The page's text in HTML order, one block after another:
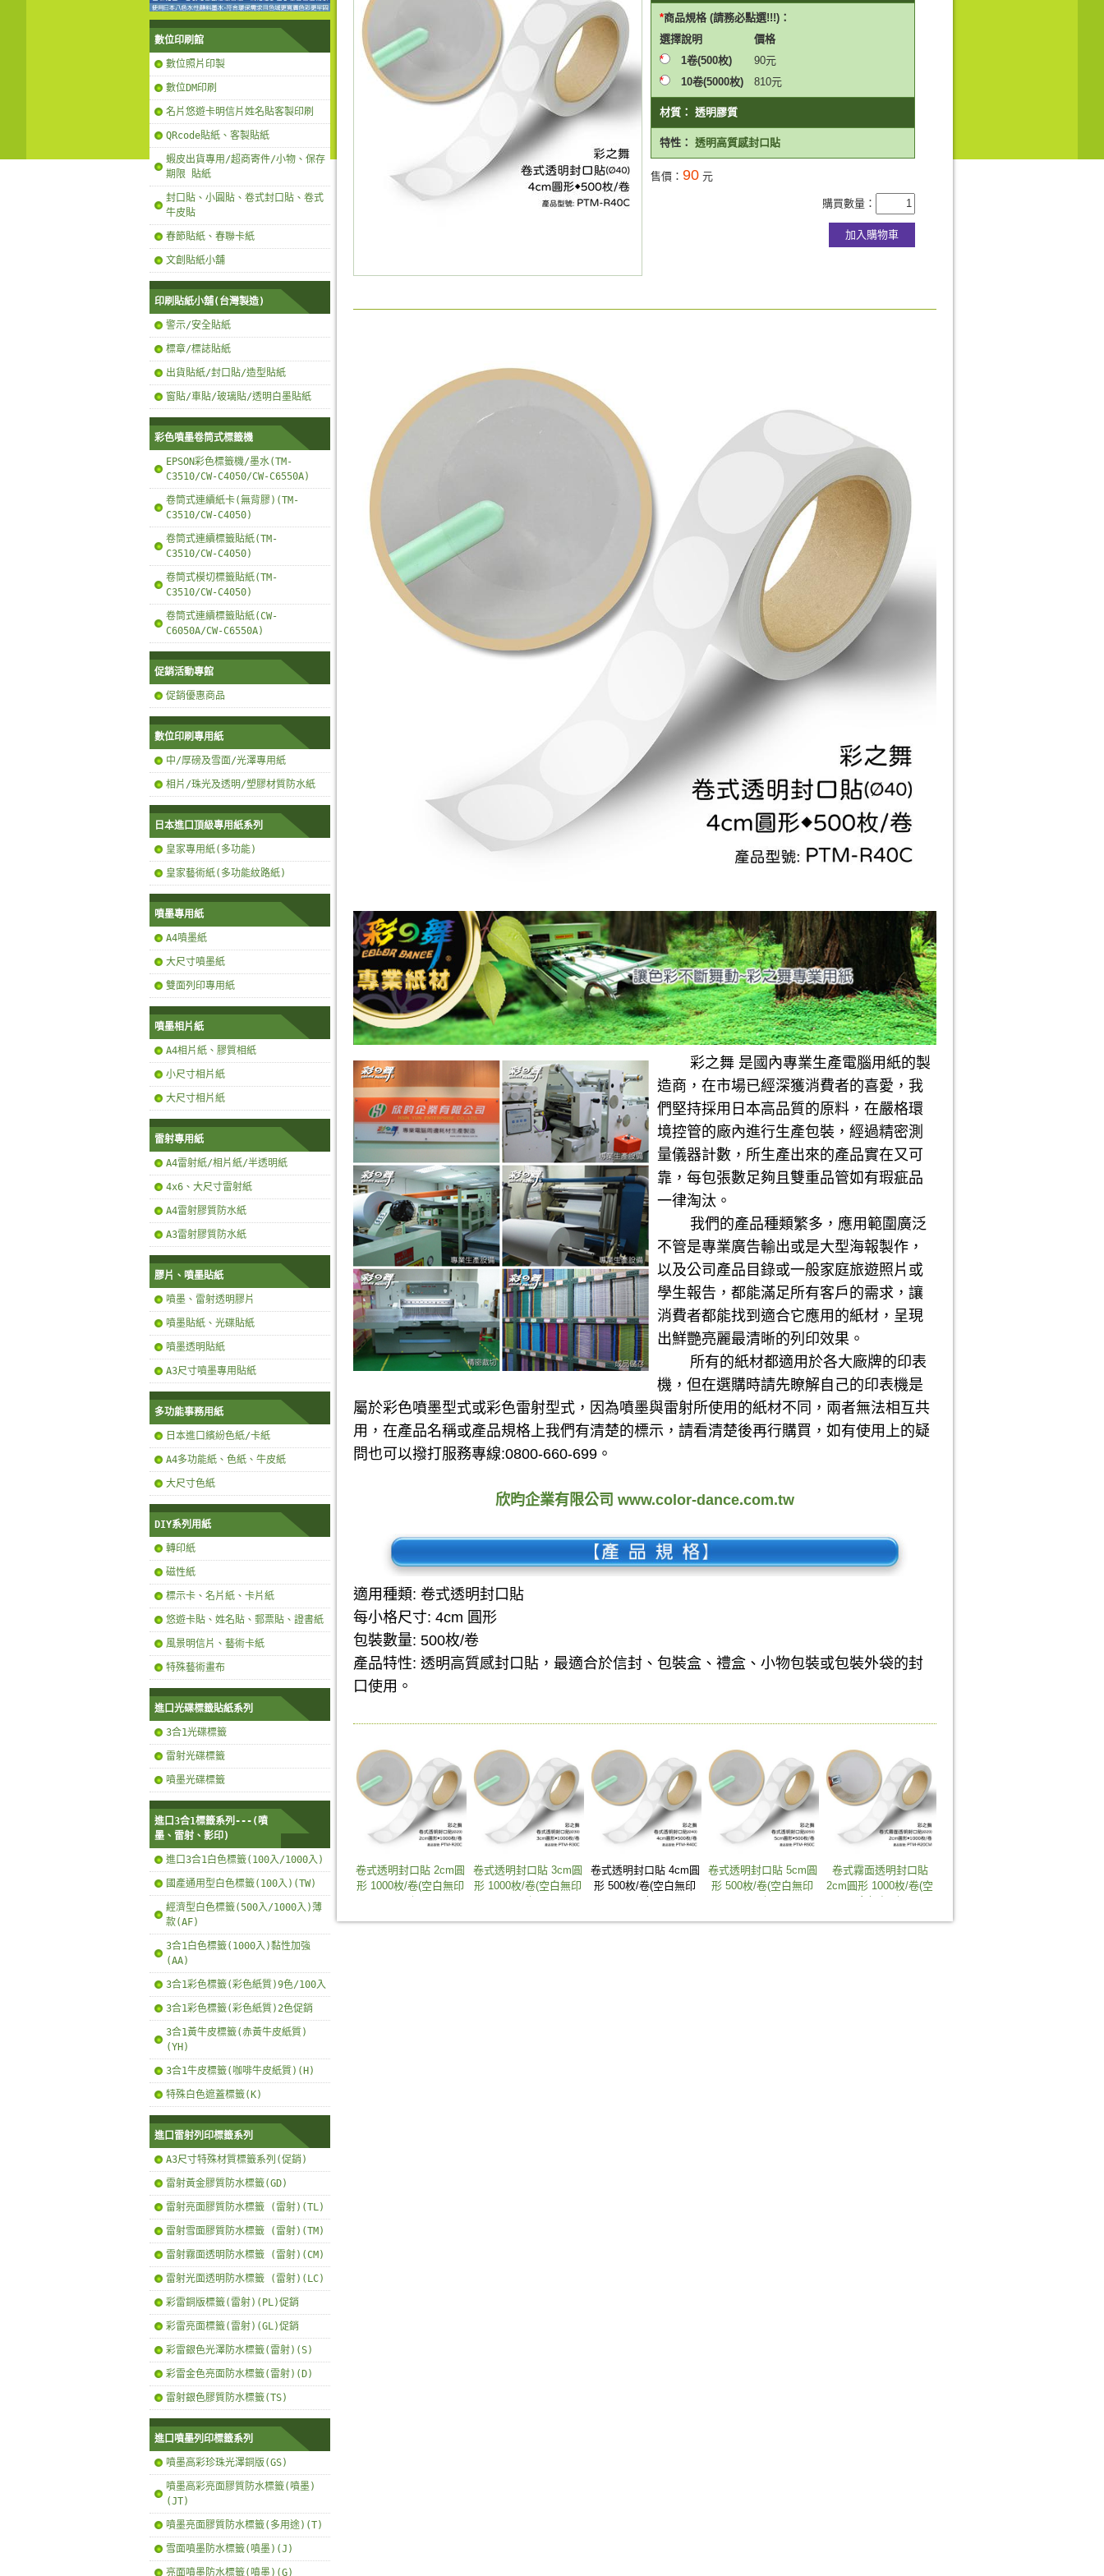
數位印刷館
數位照片印製
數位DM印刷
名片悠遊卡明信片姓名貼客製印刷
QRcode貼紙、客製貼紙
蝦皮出貨專用/超商寄件/小物、保存
期限 貼紙
封口貼、小圓貼、卷式封口貼、卷式
牛皮貼
春節貼紙、春聯卡紙
文創貼紙小舖
印刷貼紙小舖(台灣製造)
警示/安全貼紙
標章/標誌貼紙
出貨貼紙/封口貼/造型貼紙
窗貼/車貼/玻璃貼/透明白墨貼紙
彩色噴墨卷筒式標籤機
EPSON彩色標籤機/墨水(TM-
C3510/CW-C4050/CW-C6550A)
卷筒式連續紙卡(無背膠)(TM-
C3510/CW-C4050)
卷筒式連續標籤貼紙(TM-
C3510/CW-C4050)
卷筒式模切標籤貼紙(TM-
C3510/CW-C4050)
卷筒式連續標籤貼紙(CW-
C6050A/CW-C6550A)
促銷活動專館
促銷優惠商品
數位印刷專用紙
中/厚磅及雪面/光澤專用紙
相片/珠光及透明/塑膠材質防水紙
日本進口頂級專用紙系列
皇家專用紙(多功能)
皇家藝術紙(多功能紋路紙)
噴墨專用紙
A4噴墨紙
大尺寸噴墨紙
雙面列印專用紙
噴墨相片紙
A4相片紙、膠質相紙
小尺寸相片紙
大尺寸相片紙
雷射專用紙
A4雷射紙/相片紙/半透明紙
4x6、大尺寸雷射紙
A4雷射膠質防水紙
A3雷射膠質防水紙
膠片、噴墨貼紙
噴墨、雷射透明膠片
噴墨貼紙、光碟貼紙
噴墨透明貼紙
A3尺寸噴墨專用貼紙
多功能事務用紙
日本進口繽紛色紙/卡紙
A4多功能紙、色紙、牛皮紙
大尺寸色紙
DIY系列用紙
轉印紙
磁性紙
標示卡、名片紙、卡片紙
悠遊卡貼、姓名貼、郵票貼、證書紙
風景明信片、藝術卡紙
特殊藝術畫布
進口光碟標籤貼紙系列
3合1光碟標籤
雷射光碟標籤
噴墨光碟標籤
進口3合1標籤系列---(噴
墨、雷射、影印)
進口3合1白色標籤(100入/1000入)
國產通用型白色標籤(100入)(TW)
經濟型白色標籤(500入/1000入)薄
款(AF)
3合1白色標籤(1000入)黏性加強
(AA)
3合1彩色標籤(彩色紙質)9色/100入
3合1彩色標籤(彩色紙質)2色促銷
3合1黃牛皮標籤(赤黃牛皮紙質)
(YH)
3合1牛皮標籤(咖啡牛皮紙質)(H)
特殊白色遮蓋標籤(K)
進口雷射列印標籤系列
A3尺寸特殊材質標籤系列(促銷)
雷射黃金膠質防水標籤(GD)
雷射亮面膠質防水標籤 (雷射)(TL)
雷射雪面膠質防水標籤 (雷射)(TM)
雷射霧面透明防水標籤 (雷射)(CM)
雷射光面透明防水標籤 (雷射)(LC)
彩雷銅版標籤(雷射)(PL)促銷
彩雷亮面標籤(雷射)(GL)促銷
彩雷銀色光澤防水標籤(雷射)(S)
彩雷金色亮面防水標籤(雷射)(D)
雷射銀色膠質防水標籤(TS)
進口噴墨列印標籤系列
噴墨高彩珍珠光澤銅版(GS)
噴墨高彩亮面膠質防水標籤(噴墨)
(JT)
噴墨亮面膠質防水標籤(多用途)(T)
雪面噴墨防水標籤(噴墨)(J)
亮面噴墨防水標籤(噴墨)(G)
商品規格 (請務必點選!!!)：
選擇說明
價格
1卷(500枚)
90元
10卷(5000枚) 810元
材質： 透明膠質
特性： 透明高質感封口貼
售價： 90 元
購買數量：
彩之舞 是國內專業生產電腦用紙的製
造商，在市場已經深獲消費者的喜愛，我
們堅持採用日本高品質的原料，在嚴格環
境控管的廠內進行生產包裝，經過精密測
量儀器計數，所生產出來的產品實在又可
靠，每包張數足夠且雙重品管如有瑕疵品
一律淘汰。
我們的產品種類繁多，應用範圍廣泛
不管是專業廣告輸出或是大型海報製作，
以及公司產品目錄或一般家庭旅遊照片或
學生報告，都能滿足所有客戶的需求，讓
消費者都能找到適合它應用的紙材，呈現
出鮮艷亮麗最清晰的列印效果。
所有的紙材都適用於各大廠牌的印表
機，但在選購時請先瞭解自己的印表機是
屬於彩色噴墨型式或彩色雷射型式，因為噴墨與雷射所使用的紙材不同，兩者無法相互共
用，在產品名稱或產品規格上我們有清楚的標示，請看清楚後再行購買，如有使用上的疑
問也可以撥打服務專線:0800-660-699。
欣昀企業有限公司 www.color-dance.com.tw
適用種類: 卷式透明封口貼
每小格尺寸: 4cm 圓形
包裝數量: 500枚/卷
產品特性: 透明高質感封口貼，最適合於信封、包裝盒、禮盒、小物包裝或包裝外袋的封
口使用。
卷式透明封口貼 2cm圓
形 1000枚/卷(空白無印
刷)
卷式透明封口貼 3cm圓
形 1000枚/卷(空白無印
刷)
卷式透明封口貼 4cm圓
形 500枚/卷(空白無印
刷)
卷式透明封口貼 5cm圓
形 500枚/卷(空白無印
刷)
卷式霧面透明封口貼
2cm圓形 1000枚/卷(空
白無印刷)